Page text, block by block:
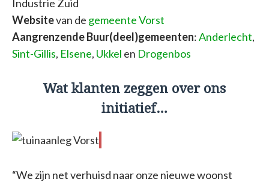
Industrie Zuid
Websitevan de gemeente Vorst
Aangrenzende Buur(deel)gemeenten:Anderlecht,
Sint-Gillis, Elsene, Ukkel en Drogenbos
Wat klanten zeggen over ons
initiatief…
“We zijn net verhuisd naar onze nieuwe woonst